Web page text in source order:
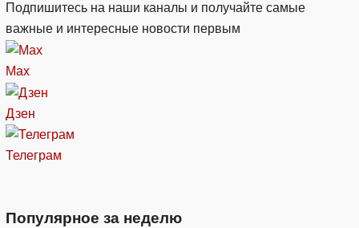
Подпишитесь на наши каналы и получайте самые
важные и интересные новости первым
Max
Дзен
Телеграм
Популярное за неделю